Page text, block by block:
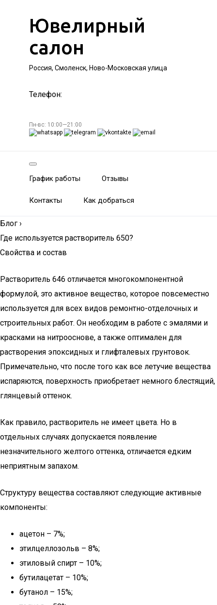
Ювелирный
салон
Россия, Смоленск, Ново-Московская улица
Телефон:
Пн-вс: 10:00—21:00
График работы Отзывы
Контакты Как добраться
Блог ›
Где используется растворитель 650?
Свойства и состав
Растворитель 646 отличается многокомпонентной
формулой, это активное вещество, которое повсеместно
используется для всех видов ремонтно-отделочных и
строительных работ. Он необходим в работе с эмалями и
красками на нитрооснове, а также оптимален для
растворения эпоксидных и глифталевых грунтовок.
Примечательно, что после того как все летучие вещества
испаряются, поверхность приобретает немного блестящий,
глянцевый оттенок.
Как правило, растворитель не имеет цвета. Но в
отдельных случаях допускается появление
незначительного желтого оттенка, отличается едким
неприятным запахом.
Структуру вещества составляют следующие активные
компоненты:
ацетон – 7%;
этилцеллозольв – 8%;
этиловый спирт – 10%;
бутилацетат – 10%;
бутанол – 15%;